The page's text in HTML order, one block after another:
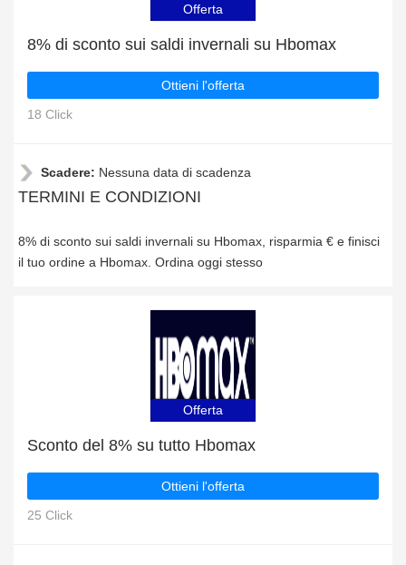
Offerta
8% di sconto sui saldi invernali su Hbomax
Ottieni l'offerta
18 Click
Scadere: Nessuna data di scadenza
TERMINI E CONDIZIONI
8% di sconto sui saldi invernali su Hbomax, risparmia € e finisci
il tuo ordine a Hbomax. Ordina oggi stesso
Offerta
Sconto del 8% su tutto Hbomax
Ottieni l'offerta
25 Click